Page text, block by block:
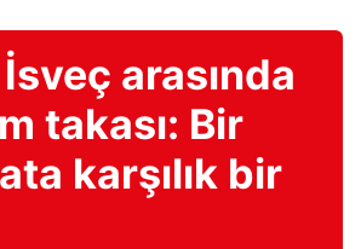
arasında
takası: Bir
karşılık bir